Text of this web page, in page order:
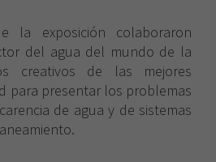
la exposición colaboraron
del agua del mundo de la
creativos de las mejores
para presentar los problemas
de agua y de sistemas